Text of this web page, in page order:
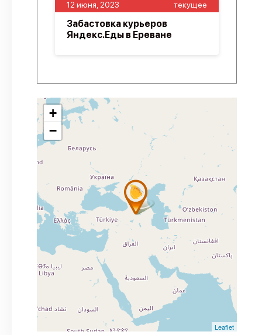
12 июня, 2023 текущее
Забастовка курьеров
Яндекс.Еды в Ереване
+
−
Leaflet